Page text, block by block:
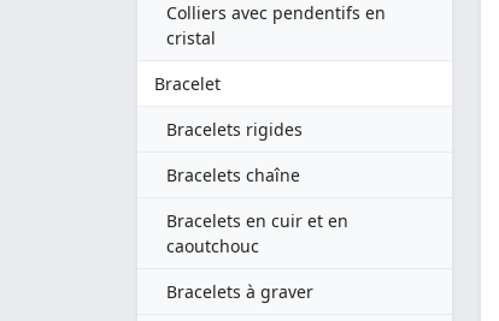
Colliers avec pendentifs en
cristal
Bracelet
Bracelets rigides
Bracelets chaîne
Bracelets en cuir et en
caoutchouc
Bracelets à graver